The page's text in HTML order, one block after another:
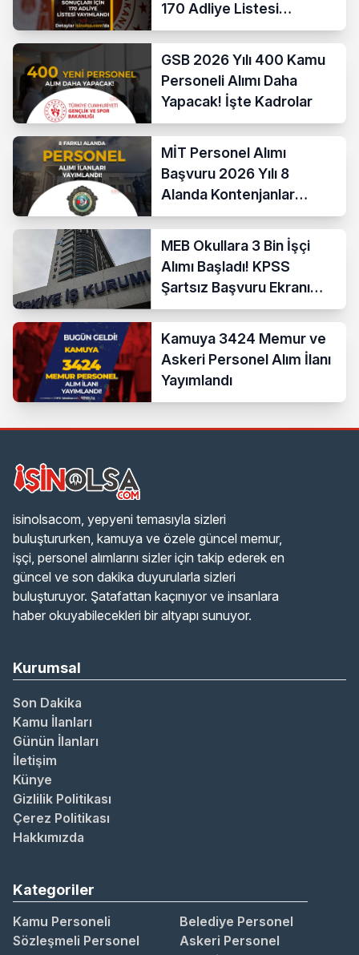
170 Adliye Listesi
Açıklandı
GSB 2026 Yılı 400 Kamu
Personeli Alımı Daha
Yapacak! İşte Kadrolar
MİT Personel Alımı
Başvuru 2026 Yılı 8
Alanda Kontenjanlar
Nedir?
MEB Okullara 3 Bin İşçi
Alımı Başladı! KPSS
Şartsız Başvuru Ekranı
Açıldı
Kamuya 3424 Memur ve
Askeri Personel Alım İlanı
Yayımlandı
isinolsacom, yepyeni temasıyla sizleri
buluştururken, kamuya ve özele güncel memur,
işçi, personel alımlarını sizler için takip ederek en
güncel ve son dakika duyurularla sizleri
buluşturuyor. Şatafattan kaçınıyor ve insanlara
haber okuyabilecekleri bir altyapı sunuyor.
Kurumsal
Son Dakika
Kamu İlanları
Günün İlanları
İletişim
Künye
Gizlilik Politikası
Çerez Politikası
Hakkımızda
Kategoriler
Kamu Personeli
Belediye Personel
Sözleşmeli Personel
Askeri Personel